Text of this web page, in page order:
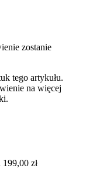
zostanie
tego artykułu.
na więcej
199,00 zł